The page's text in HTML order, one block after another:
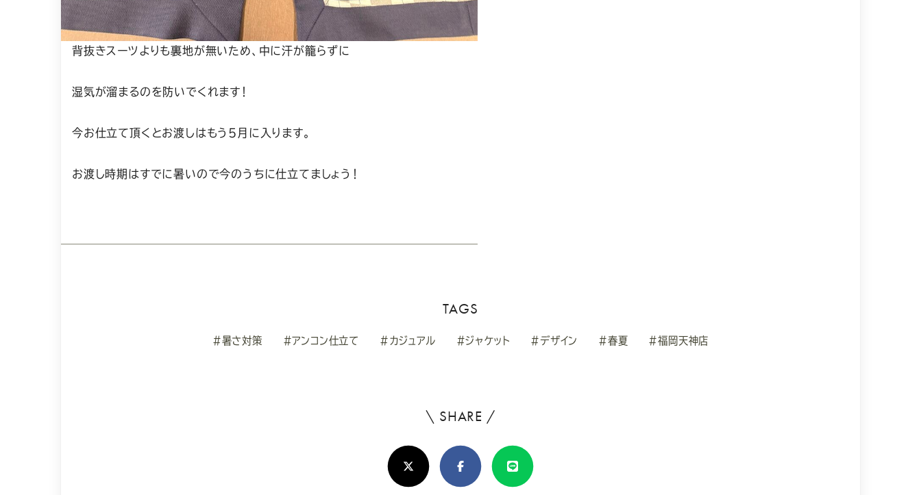
背抜きスーツよりも裏地が無いため、中に汗が籠らずに
湿気が溜まるのを防いでくれます！
今お仕立て頂くとお渡しはもう5月に入ります。
お渡し時期はすでに暑いので今のうちに仕立てましょう！
TAGS
#暑さ対策 #アンコン仕立て #カジュアル #ジャケット #デザイン #春夏 #福岡天神店
\ SHARE /
ろ
し
X(Twitter)FacebookLine